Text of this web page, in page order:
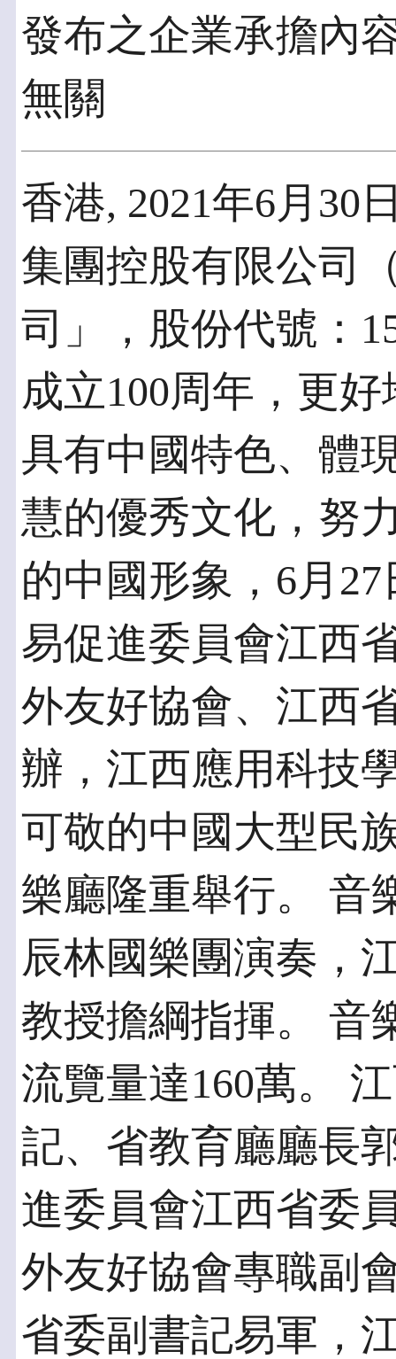
發布之企業承擔內
無關
香港, 2021年6月30
集團控股有限公司
司」，股份代號：
成立100周年，更
具有中國特色、體
慧的優秀文化，努
的中國形象，6月
易促進委員會江西
外友好協會、江西
辦，江西應用科技
可敬的中國大型民
樂廳隆重舉行。 音
辰林國樂團演奏，
教授擔綱指揮。 音
流覽量達160萬。
記、省教育廳廳長
進委員會江西省委
外友好協會專職副
省委副書記易軍，